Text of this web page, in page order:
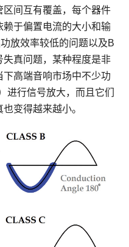
间互有覆盖，每个器件
于偏置电流的大小和输
放效率较低的问题以及B
真问题，某种程度是非
高端音响市场中不少功
进行信号放大，而且它们
变得越来越小。